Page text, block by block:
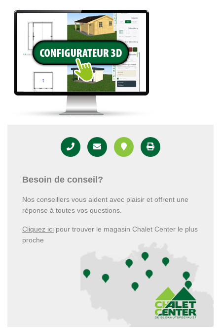
Besoin de conseil?
Nos conseillers vous aident avec plaisir et offrent une
réponse à toutes vos questions.
Cliquez ici pour trouver le magasin Chalet Center le plus
proche